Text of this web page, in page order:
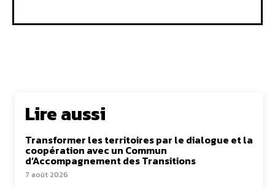
Lire aussi
Transformer les territoires par le dialogue et la
coopération avec un Commun
d’Accompagnement des Transitions
7 août 2026